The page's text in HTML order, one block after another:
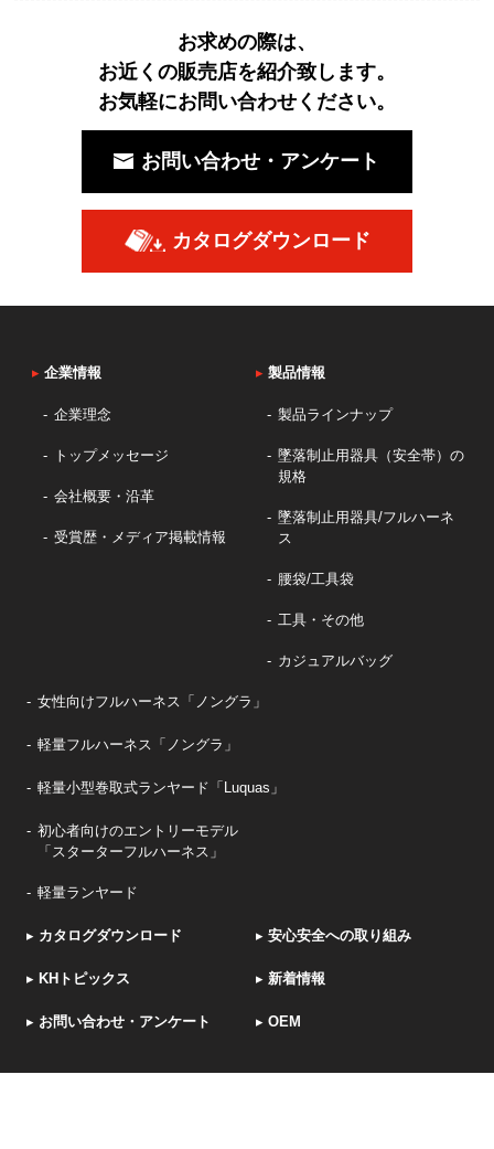
お求めの際は、
お近くの販売店を紹介致します。
お気軽にお問い合わせください。
お問い合わせ・アンケート
カタログダウンロード
▸ 企業情報
企業理念
トップメッセージ
会社概要・沿革
受賞歴・メディア掲載情報
▸ 製品情報
製品ラインナップ
墜落制止用器具（安全帯）の
規格
墜落制止用器具/フルハーネ
ス
腰袋/工具袋
工具・その他
カジュアルバッグ
女性向けフルハーネス「ノングラ」
軽量フルハーネス「ノングラ」
軽量小型巻取式ランヤード「Luquas」
初心者向けのエントリーモデル
「スターターフルハーネス」
軽量ランヤード
▸ カタログダウンロード ▸ 安心安全への取り組み
▸ KHトピックス ▸ 新着情報
▸ お問い合わせ・アンケート ▸ OEM